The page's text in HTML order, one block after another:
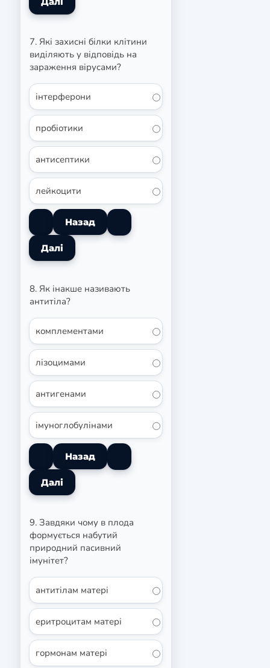
7. Які захисні білки клітини
виділяють у відповідь на
зараження вірусами?
інтерферони
пробіотики
антисептики
лейкоцити
8. Як інакше називають
антитіла?
комплементами
лізоцимами
антигенами
імуноглобулінами
9. Завдяки чому в плода
формується набутий
природний пасивний
імунітет?
антитілам матері
еритроцитам матері
гормонам матері